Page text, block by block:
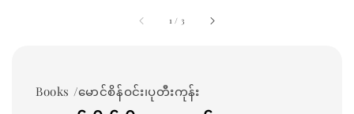
1 / 3
Books /မောင်စိန်ဝင်း၊ပုတီးကုန်း